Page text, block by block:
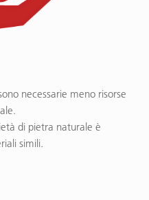
necessarie meno risorse
di pietra naturale è
simili.